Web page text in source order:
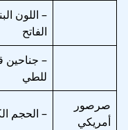
– اللون
الفاتح
– جناحين
للطي
صرصور
أمريكي
– الحجم